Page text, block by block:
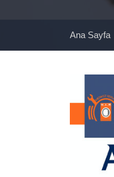
Ana Sayfa